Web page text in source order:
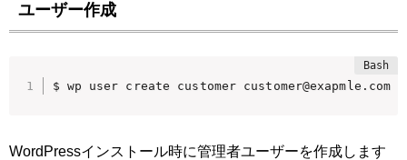
ユーザー作成
$ wp user create customer customer@exapmle.com
WordPressインストール時に管理者ユーザーを作成します